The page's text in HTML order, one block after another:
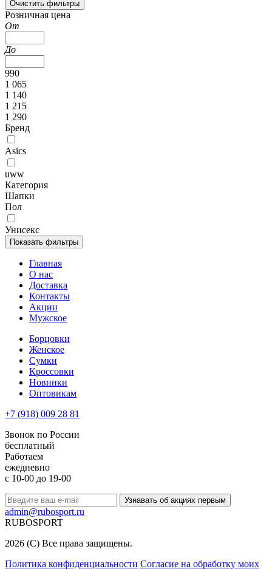
Розничная цена
От
До
990
1 065
1 140
1 215
1 290
Бренд
Asics
uww
Категория
Шапки
Пол
Унисекс
Главная
О нас
Доставка
Контакты
Акции
Мужское
Борцовки
Женское
Сумки
Кроссовки
Новинки
Оптовикам
+7 (918) 009 28 81
Звонок по России
бесплатный
Работаем
ежедневно
с 10-00 до 19-00
Узнавать об акциях первым
admin@rubosport.ru
RUBOSPORT
2026 (C) Все права защищены.
Политика конфиденциальности Согласие на обработку моих